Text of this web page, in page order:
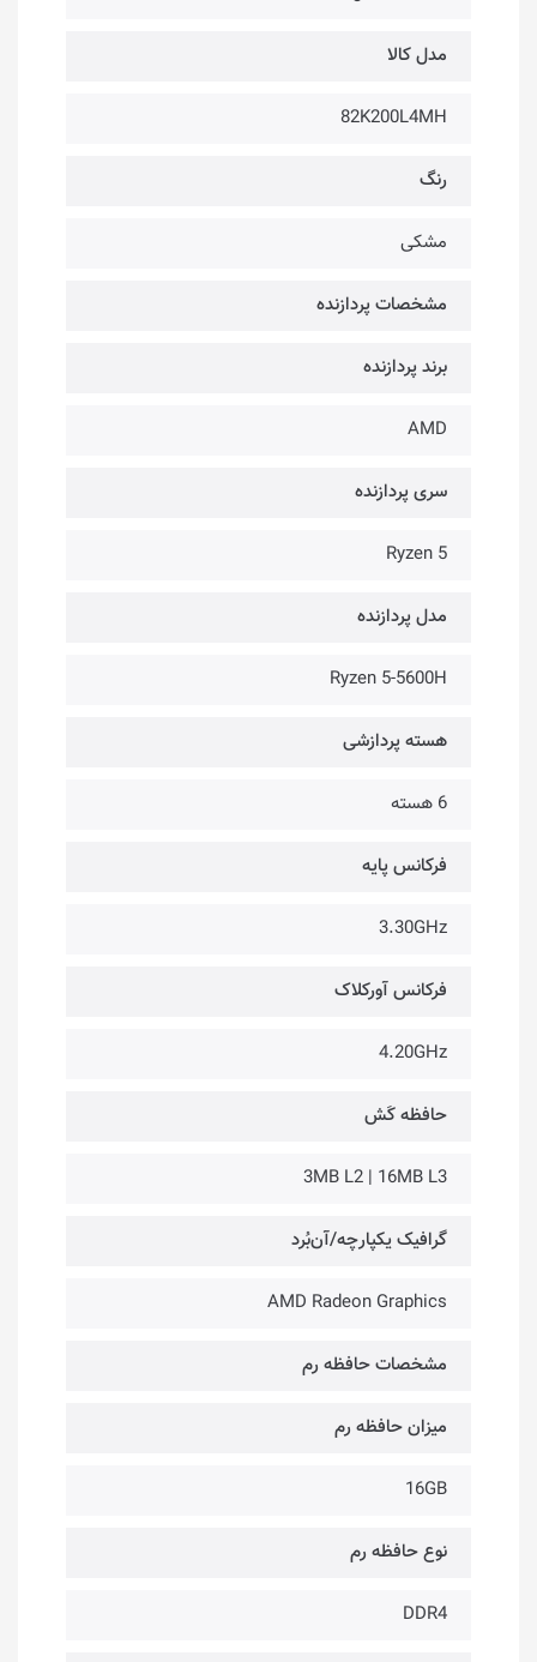
مدل کالا
82K200L4MH
رنگ
مشکی
مشخصات پردازنده
برند پردازنده
AMD
سری پردازنده
Ryzen 5
مدل پردازنده
Ryzen 5-5600H
هسته پردازشی
6 هسته
فرکانس پایه
3.30GHz
فرکانس آورکلاک
4.20GHz
حافظه کَش
3MB L2 | 16MB L3
گرافیک یکپارچه/آن‌بُرد
AMD Radeon Graphics
مشخصات حافظه رم
میزان حافظه رم
16GB
نوع حافظه رم
DDR4